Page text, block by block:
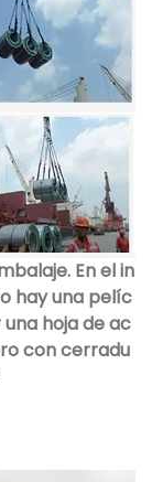
En el in
hay una pelíc
hoja de ac
con cerradu